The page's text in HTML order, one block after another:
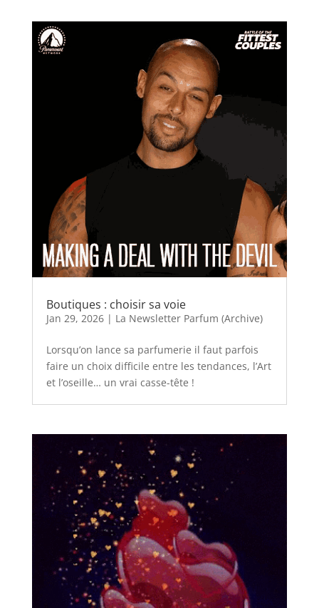
Boutiques : choisir sa voie
Jan 29, 2026| La Newsletter Parfum (Archive)
Lorsqu’on lance sa parfumerie il faut parfois
faire un choix difficile entre les tendances, l’Art
et l’oseille… un vrai casse-tête !